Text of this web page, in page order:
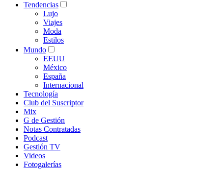
Tendencias
Lujo
Viajes
Moda
Estilos
Mundo
EEUU
México
España
Internacional
Tecnología
Club del Suscriptor
Mix
G de Gestión
Notas Contratadas
Podcast
Gestión TV
Videos
Fotogalerías